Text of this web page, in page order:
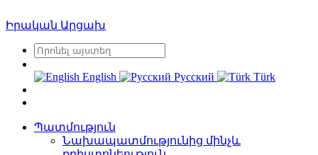
Իրական Արցախ
English Русский Türk
Պատմություն
Նախապատմությունից մինչև